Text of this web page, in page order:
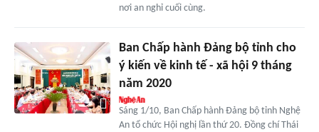
nơi an nghỉ cuối cùng.
Ban Chấp hành Đảng bộ tỉnh cho
ý kiến về kinh tế - xã hội 9 tháng
năm 2020
Sáng 1/10, Ban Chấp hành Đảng bộ tỉnh Nghệ
An tổ chức Hội nghị lần thứ 20. Đồng chí Thái